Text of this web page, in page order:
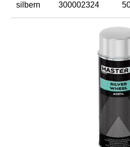
silbern 300002324